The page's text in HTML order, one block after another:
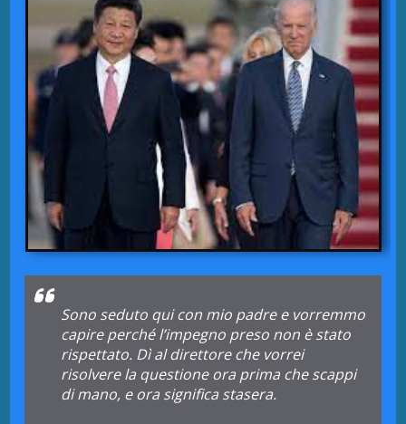
Sono seduto qui con mio padree vorremmo
capire perché l’impegno preso non è stato
rispettato. Dì al direttore che vorrei
risolvere la questione ora prima che scappi
di mano, e ora significa stasera.